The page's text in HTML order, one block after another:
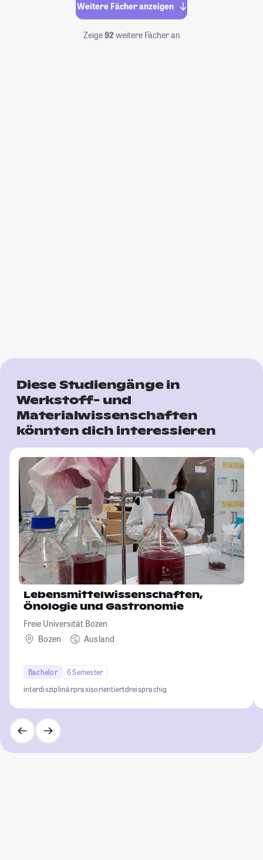
Weitere Fächer anzeigen
Zeige92weitere Fächer an
Diese Studiengänge in
Werkstoff- und
Materialwissenschaften
könnten dich interessieren
Lebensmittelwissenschaften,
Önologie und Gastronomie
Freie Universität Bozen
Bozen
Ausland
Bachelor
6 Semester
interdisziplinärpraxisorientiertdreisprachig